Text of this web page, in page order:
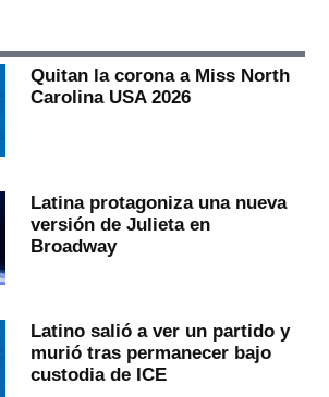
Quitan la corona a Miss North
Carolina USA 2026
Latina protagoniza una nueva
versión de Julieta en
Broadway
Latino salió a ver un partido y
murió tras permanecer bajo
custodia de ICE